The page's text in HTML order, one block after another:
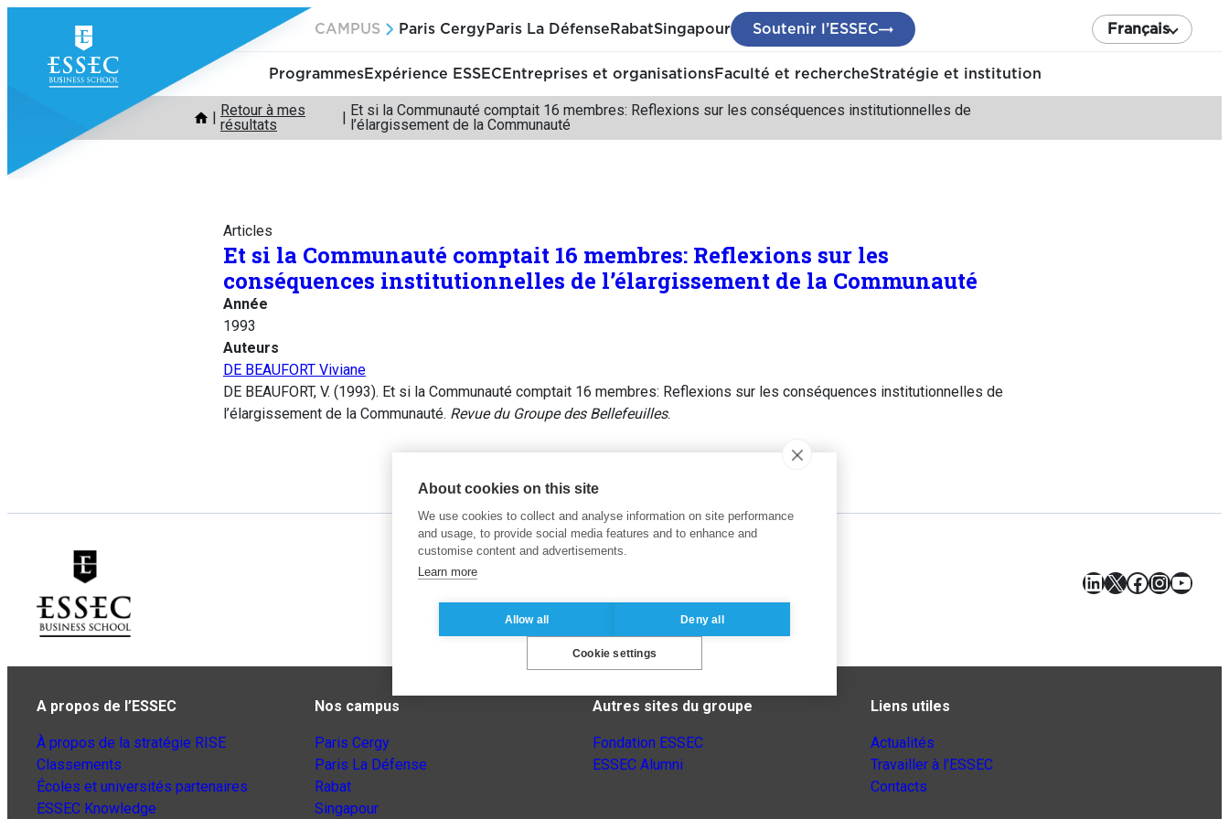
contenu
CAMPUS Paris Cergy Paris La Défense RabatSingapour Soutenir l’ESSEC Français
ProgrammesExpérience ESSEC Entreprises et organisationsFaculté et rechercheStratégie et institution
Retour à mes
résultats
Et si la Communauté comptait 16 membres: Reflexions sur les conséquences institutionnelles de
l’élargissement de la Communauté
Articles
Et si la Communauté comptait 16 membres: Reflexions sur les
conséquences institutionnelles de l’élargissement de la Communauté
Année
1993
Auteurs
DE BEAUFORT Viviane
DE BEAUFORT, V. (1993). Et si la Communauté comptait 16 membres: Reflexions sur les conséquences institutionnelles de
l’élargissement de la Communauté. Revue du Groupe des Bellefeuilles.
LinkedIn
X Facebook
A propos de l’ESSEC
À propos de la stratégie RISE
Classements
Écoles et universités partenaires
ESSEC Knowledge
Nos campus
Paris Cergy
Paris La Défense
Rabat
Singapour
Autres sites du groupe
Fondation ESSEC
ESSEC Alumni
Liens utiles
Actualités
Travailler à l’ESSEC
Contacts
About cookies on this site
We use cookies to collect and analyse information on site performance
and usage, to provide social media features and to enhance and
customise content and advertisements.
Learn more
Allow all Deny all
Cookie settings